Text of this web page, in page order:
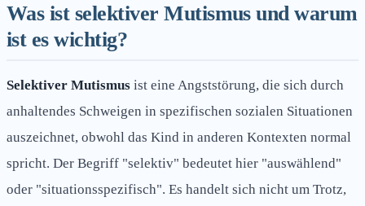
Was ist selektiver Mutismus und warum
ist es wichtig?
Selektiver Mutismus ist eine Angststörung, die sich durch
anhaltendes Schweigen in spezifischen sozialen Situationen
auszeichnet, obwohl das Kind in anderen Kontexten normal
spricht. Der Begriff "selektiv" bedeutet hier "auswählend"
oder "situationsspezifisch". Es handelt sich nicht um Trotz,